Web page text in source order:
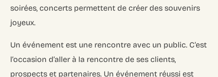
soirées, concerts permettent de créer des souvenirs
joyeux.
Un événement est une rencontre avec un public. C’est
l’occasion d’aller à la rencontre de ses clients,
prospects et partenaires. Un événement réussi est